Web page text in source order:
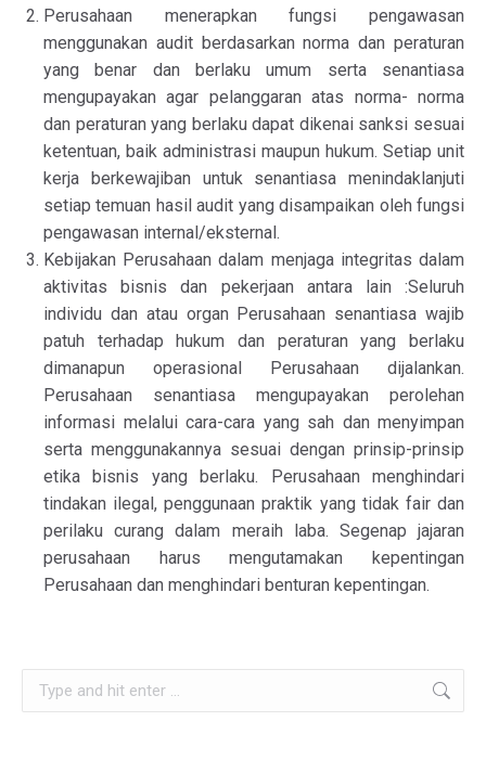
Perusahaan menerapkan fungsi pengawasan
menggunakan audit berdasarkan norma dan peraturan
yang benar dan berlaku umum serta senantiasa
mengupayakan agar pelanggaran atas norma- norma
dan peraturan yang berlaku dapat dikenai sanksi sesuai
ketentuan, baik administrasi maupun hukum. Setiap unit
kerja berkewajiban untuk senantiasa menindaklanjuti
setiap temuan hasil audit yang disampaikan oleh fungsi
pengawasan internal/eksternal.
Kebijakan Perusahaan dalam menjaga integritas dalam
aktivitas bisnis dan pekerjaan antara lain :Seluruh
individu dan atau organ Perusahaan senantiasa wajib
patuh terhadap hukum dan peraturan yang berlaku
dimanapun operasional Perusahaan dijalankan.
Perusahaan senantiasa mengupayakan perolehan
informasi melalui cara-cara yang sah dan menyimpan
serta menggunakannya sesuai dengan prinsip-prinsip
etika bisnis yang berlaku. Perusahaan menghindari
tindakan ilegal, penggunaan praktik yang tidak fair dan
perilaku curang dalam meraih laba. Segenap jajaran
perusahaan harus mengutamakan kepentingan
Perusahaan dan menghindari benturan kepentingan.